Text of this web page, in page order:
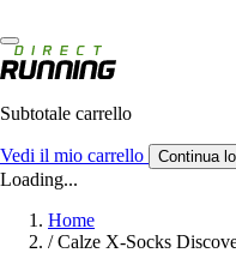
Subtotale carrello
Vedi il mio carrello Continua
Loading...
Home
/ Calze X-Socks